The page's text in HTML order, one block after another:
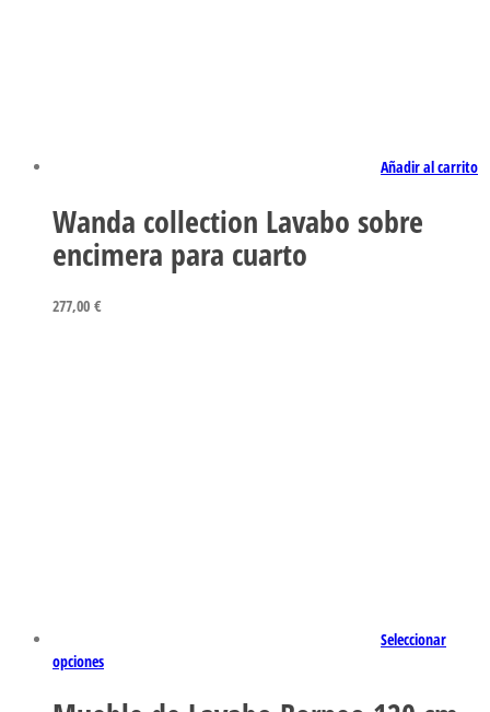
Añadir al carrito
Wanda collection Lavabo sobre
encimera para cuarto
277,00 €
Seleccionar
opciones